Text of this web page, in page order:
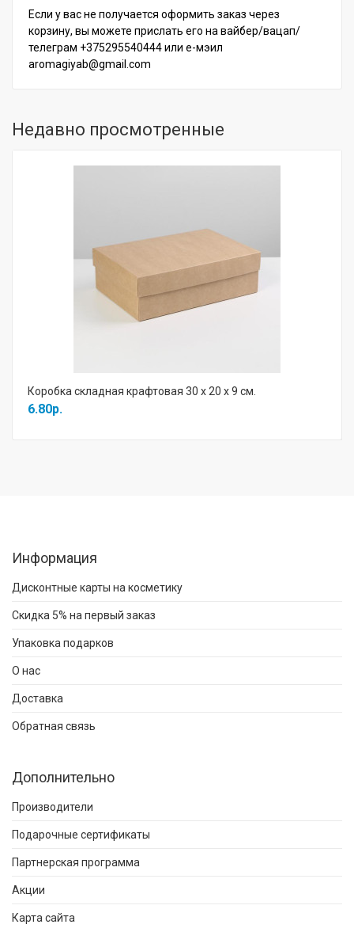
Если у вас не получается оформить заказ через
корзину, вы можете прислать его на вайбер/вацап/
телеграм +375295540444 или е-мэил
aromagiyab@gmail.com
Недавно просмотренные
Коробка складная крафтовая 30 х 20 х 9 см.
6.80р.
Информация
Дисконтные карты на косметику
Скидка 5% на первый заказ
Упаковка подарков
О нас
Доставка
Обратная связь
Дополнительно
Производители
Подарочные сертификаты
Партнерская программа
Акции
Карта сайта